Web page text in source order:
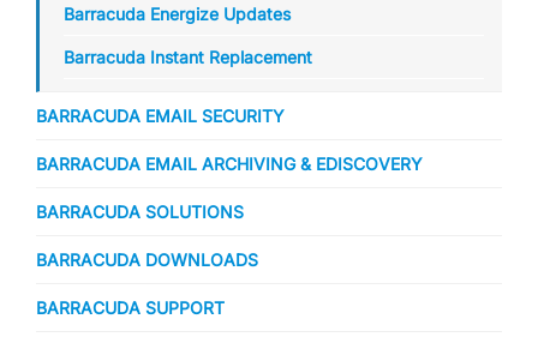
Barracuda Energize Updates
Barracuda Instant Replacement
BARRACUDA EMAIL SECURITY
BARRACUDA EMAIL ARCHIVING & EDISCOVERY
BARRACUDA SOLUTIONS
BARRACUDA DOWNLOADS
BARRACUDA SUPPORT